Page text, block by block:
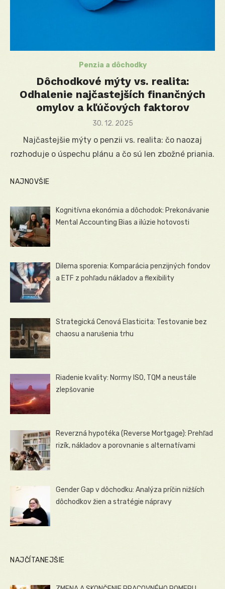
Penzia a dôchodky
Dôchodkové mýty vs. realita:
Odhalenie najčastejších finančných
omylov a kľúčových faktorov
Posted
30. 12. 2025
Najčastejšie mýty o penzii vs. realita: čo naozaj
rozhoduje o úspechu plánu a čo sú len zbožné priania.
NAJNOVŠIE
Kognitívna ekonómia a dôchodok: Prekonávanie
Mental Accounting Bias a ilúzie hotovosti
Dilema sporenia: Komparácia penzijných fondov
a ETF z pohľadu nákladov a flexibility
Strategická Cenová Elasticita: Testovanie bez
chaosu a narušenia trhu
Riadenie kvality: Normy ISO, TQM a neustále
zlepšovanie
Reverzná hypotéka (Reverse Mortgage): Prehľad
rizík, nákladov a porovnanie s alternatívami
Gender Gap v dôchodku: Analýza príčin nižších
dôchodkov žien a stratégie nápravy
NAJČÍTANEJŠIE